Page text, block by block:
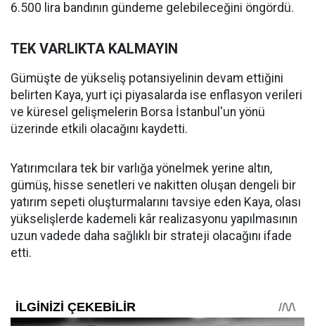
6.500 lira bandının gündeme gelebileceğini öngördü.
TEK VARLIKTA KALMAYIN
Gümüşte de yükseliş potansiyelinin devam ettiğini
belirten Kaya, yurt içi piyasalarda ise enflasyon verileri
ve küresel gelişmelerin Borsa İstanbul'un yönü
üzerinde etkili olacağını kaydetti.
Yatırımcılara tek bir varlığa yönelmek yerine altın,
gümüş, hisse senetleri ve nakitten oluşan dengeli bir
yatırım sepeti oluşturmalarını tavsiye eden Kaya, olası
yükselişlerde kademeli kâr realizasyonu yapılmasının
uzun vadede daha sağlıklı bir strateji olacağını ifade
etti.